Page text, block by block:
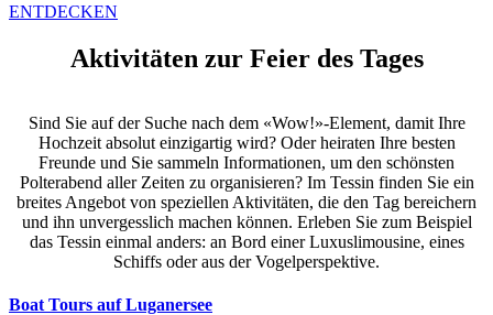
ENTDECKEN
Aktivitäten zur Feier des Tages
Sind Sie auf der Suche nach dem «Wow!»-Element, damit Ihre
Hochzeit absolut einzigartig wird? Oder heiraten Ihre besten
Freunde und Sie sammeln Informationen, um den schönsten
Polterabend aller Zeiten zu organisieren? Im Tessin finden Sie ein
breites Angebot von speziellen Aktivitäten, die den Tag bereichern
und ihn unvergesslich machen können. Erleben Sie zum Beispiel
das Tessin einmal anders: an Bord einer Luxuslimousine, eines
Schiffs oder aus der Vogelperspektive.
Boat Tours auf Luganersee